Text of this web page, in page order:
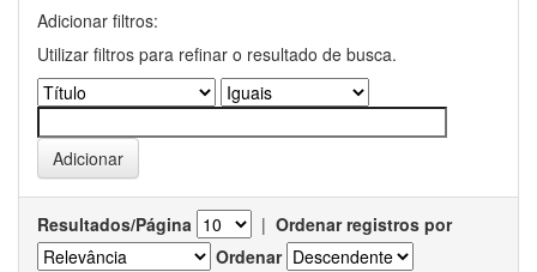
Adicionar filtros:
Utilizar filtros para refinar o resultado de busca.
Resultados/Página | Ordenar registros por
Ordenar